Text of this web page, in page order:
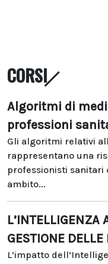
CORSI
Algoritmi di
professioni
Gli algoritmi relativi
rappresentano una
professionisti sanitari
ambito...
L’INTELLIGENZA
GESTIONE
L’impatto